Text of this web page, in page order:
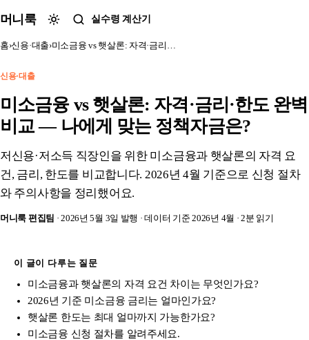
머니룩 실수령 계산기
홈›신용·대출›미소금융 vs 햇살론: 자격·금리…
신용·대출
미소금융 vs 햇살론: 자격·금리·한도 완벽
비교 — 나에게 맞는 정책자금은?
저신용·저소득 직장인을 위한 미소금융과 햇살론의 자격 요
건, 금리, 한도를 비교합니다. 2026년 4월 기준으로 신청 절차
와 주의사항을 정리했어요.
머니룩 편집팀 · 2026년 5월 3일 발행 · 데이터 기준 2026년 4월 · 2분 읽기
이 글이 다루는 질문
미소금융과 햇살론의 자격 요건 차이는 무엇인가요?
2026년 기준 미소금융 금리는 얼마인가요?
햇살론 한도는 최대 얼마까지 가능한가요?
미소금융 신청 절차를 알려주세요.